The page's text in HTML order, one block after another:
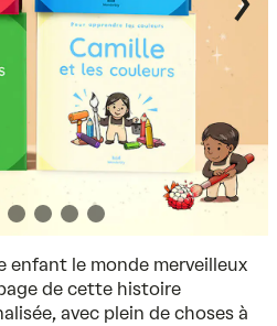
enfant le monde merveilleux
de cette histoire
avec plein de choses à